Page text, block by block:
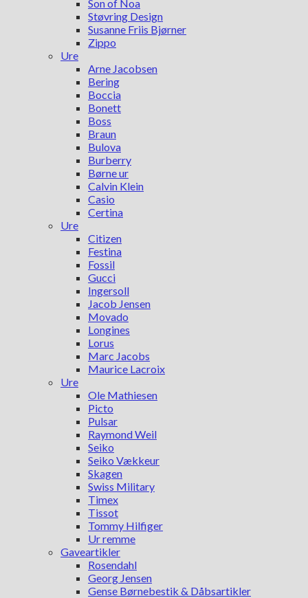
Son of Noa
Støvring Design
Susanne Friis Bjørner
Zippo
Ure
Arne Jacobsen
Bering
Boccia
Bonett
Boss
Braun
Bulova
Burberry
Børne ur
Calvin Klein
Casio
Certina
Ure
Citizen
Festina
Fossil
Gucci
Ingersoll
Jacob Jensen
Movado
Longines
Lorus
Marc Jacobs
Maurice Lacroix
Ure
Ole Mathiesen
Picto
Pulsar
Raymond Weil
Seiko
Seiko Vækkeur
Skagen
Swiss Military
Timex
Tissot
Tommy Hilfiger
Ur remme
Gaveartikler
Rosendahl
Georg Jensen
Gense Børnebestik & Dåbsartikler